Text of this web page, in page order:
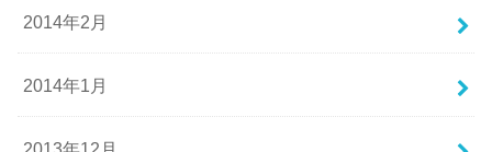
2014年2月
2014年1月